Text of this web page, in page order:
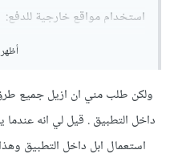
استخدام مواقع خارجية للدفع:
يمكنك توجيه المستخدمين إلى
يمكنك تحديث حالة المستخدم
الدفع.
ولكن طلب مني ان ازيل جميع
داخل التطبيق . قيل لي انه
استعمال ابل داخل التطبيق